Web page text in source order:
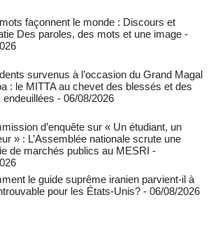
façonnent le monde : Discours et
Des paroles, des mots et une image -
survenus à l’occasion du Grand Magal
: le MITTA au chevet des blessés et des
endeuillées - 06/08/2026
d’enquête sur « Un étudiant, un
» : L’Assemblée nationale scrute une
de marchés publics au MESRI -
le guide suprême iranien parvient-il à
pour les États-Unis? - 06/08/2026